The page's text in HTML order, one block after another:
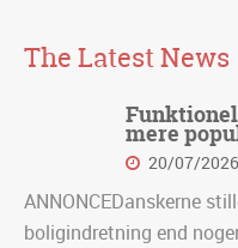
The Latest News
mere
20/07/2026
ANNONCEDanskerne
boligindretning end